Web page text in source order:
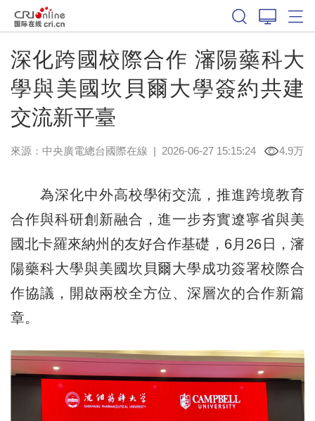
深化跨國校際合作 瀋陽藥科大
學與美國坎貝爾大學簽約共建
交流新平臺
來源：中央廣電總台國際在線 | 2026-06-27 15:15:24 4.9万
為深化中外高校學術交流，推進跨境教育
合作與科研創新融合，進一步夯實遼寧省與美
國北卡羅來納州的友好合作基礎，6月26日，瀋
陽藥科大學與美國坎貝爾大學成功簽署校際合
作協議，開啟兩校全方位、深層次的合作新篇
章。